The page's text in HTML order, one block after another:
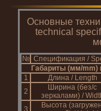
Основные
technical
№ Спецификация /
Габариты (мм/mm)
1
Длина / Length
2
Ширина (без/с
зеркалами) /
3
Высота